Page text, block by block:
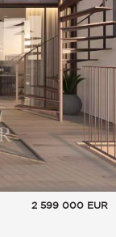
2 599 000 EUR